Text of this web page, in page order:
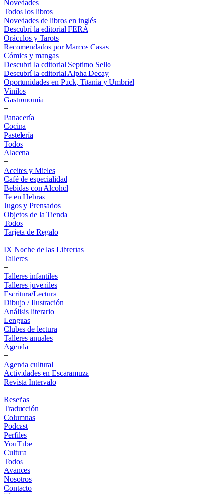
Novedades
Todos los libros
Novedades de libros en inglés
Descubrí la editorial FERA
Oráculos y Tarots
Recomendados por Marcos Casas
Cómics y mangas
Descubri la editorial Septimo Sello
Descubrí la editorial Alpha Decay
Oportunidades en Puck, Titania y Umbriel
Vinilos
Gastronomía
+
Panadería
Cocina
Pastelería
Todos
Alacena
+
Aceites y Mieles
Café de especialidad
Bebidas con Alcohol
Te en Hebras
Jugos y Prensados
Objetos de la Tienda
Todos
Tarjeta de Regalo
+
IX Noche de las Librerías
Talleres
+
Talleres infantiles
Talleres juveniles
Escritura/Lectura
Dibujo / Ilustración
Análisis literario
Lenguas
Clubes de lectura
Talleres anuales
Agenda
+
Agenda cultural
Actividades en Escaramuza
Revista Intervalo
+
Reseñas
Traducción
Columnas
Podcast
Perfiles
YouTube
Cultura
Todos
Avances
Nosotros
Contacto